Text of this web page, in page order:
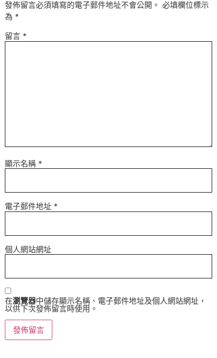
發佈留言必須填寫的電子郵件地址不會公開。 必填欄位標示
為 *
留言 *
顯示名稱 *
電子郵件地址 *
個人網站網址
在瀏覽器中儲存顯示名稱、電子郵件地址及個人網站網址，
以供下次發佈留言時使用。